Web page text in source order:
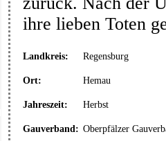
ihre lieben Toten
Landkreis: Regensburg
Ort: Hemau
Jahreszeit: Herbst
Gauverband: Oberpfälzer